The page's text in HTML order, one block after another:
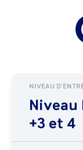
NIVEAU
Niveau
+3 et 4